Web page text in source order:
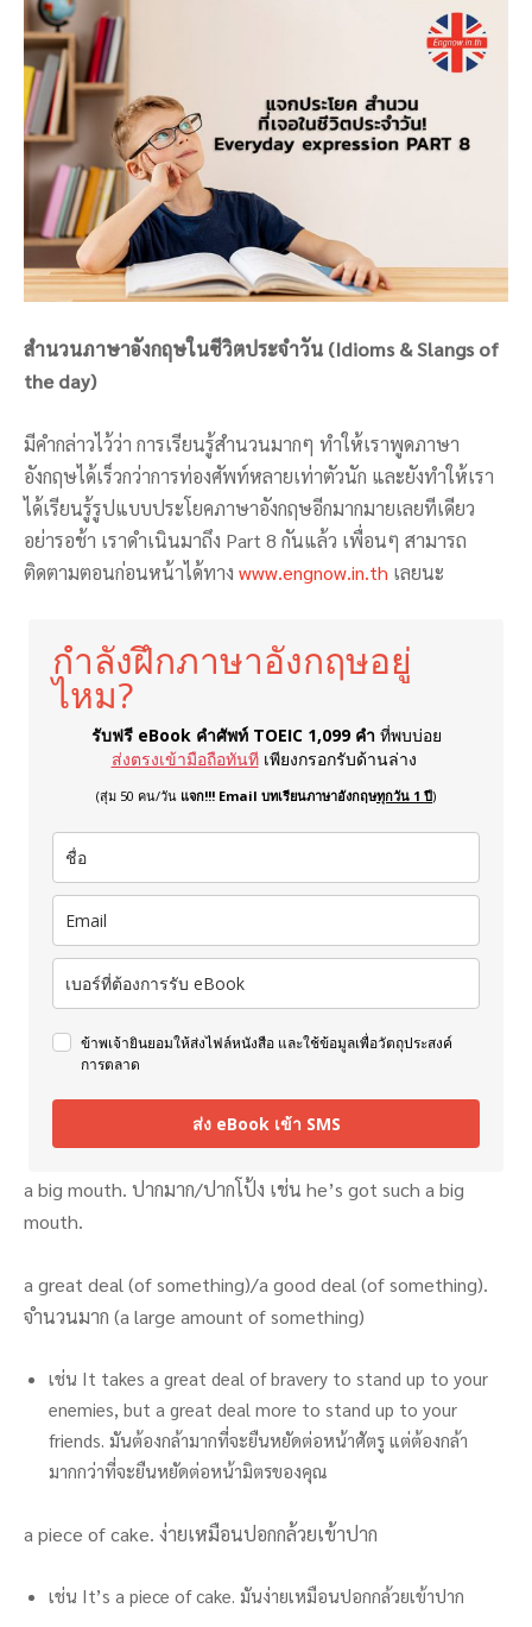
สำนวนภาษาอังกฤษในชีวิตประจำวัน (Idioms & Slangs of
the day)
มีคำกล่าวไว้ว่า การเรียนรู้สำนวนมากๆ ทำให้เราพูดภาษา
อังกฤษได้เร็วกว่าการท่องศัพท์หลายเท่าตัวนัก และยังทำให้เรา
ได้เรียนรู้รูปแบบประโยคภาษาอังกฤษอีกมากมายเลยทีเดียว
อย่ารอช้า เราดำเนินมาถึง Part 8 กันแล้ว เพื่อนๆ สามารถ
ติดตามตอนก่อนหน้าได้ทาง www.engnow.in.th เลยนะ
กำลังฝึกภาษาอังกฤษอยู่
ไหม?
รับฟรี eBook คำศัพท์ TOEIC 1,099 คำ ที่พบบ่อย
ส่งตรงเข้ามือถือทันที เพียงกรอกรับด้านล่าง
(สุ่ม 50 คน/วัน แจก!!! Email บทเรียนภาษาอังกฤษทุกวัน 1 ปี)
ข้าพเจ้ายินยอมให้ส่งไฟล์หนังสือ และใช้ข้อมูลเพื่อวัตถุประสงค์
การตลาด
ส่ง eBook เข้า SMS
a big mouth. ปากมาก/ปากโป้ง เช่น he’s got such a big
mouth.
a great deal (of something)/a good deal (of something).
จำนวนมาก (a large amount of something)
เช่น It takes a great deal of bravery to stand up to your
enemies, but a great deal more to stand up to your
friends. มันต้องกล้ามากที่จะยืนหยัดต่อหน้าศัตรู แต่ต้องกล้า
มากกว่าที่จะยืนหยัดต่อหน้ามิตรของคุณ
a piece of cake. ง่ายเหมือนปอกกล้วยเข้าปาก
เช่น It’s a piece of cake. มันง่ายเหมือนปอกกล้วยเข้าปาก